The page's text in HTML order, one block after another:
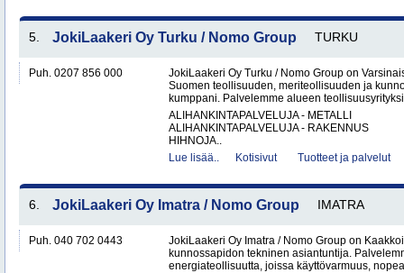
5. JokiLaakeri Oy Turku / Nomo Group TURKU
Puh. 0207 856 000
JokiLaakeri Oy Turku / Nomo Group on
Suomen teollisuuden, meriteollisuuden ja
kumppani. Palvelemme alueen
ALIHANKINTAPALVELUJA - METALLI
ALIHANKINTAPALVELUJA - RAKENNUS
HIHNOJA..
Lue lisää..
Kotisivut Tuotteet ja palvelut
6. JokiLaakeri Oy Imatra / Nomo Group IMATRA
Puh. 040 702 0443
JokiLaakeri Oy Imatra / Nomo Group on
kunnossapidon tekninen asiantuntija.
energiateollisuutta, joissa käyttövarmuus,